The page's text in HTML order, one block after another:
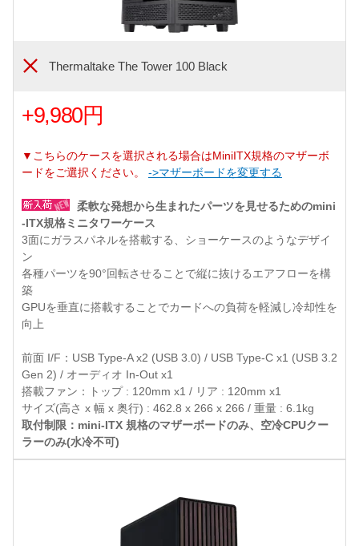
Thermaltake The Tower 100 Black
+9,980円
▼こちらのケースを選択される場合はMiniITX規格のマザーボ
ードをご選択ください。 ->マザーボードを変更する
柔軟な発想から生まれたパーツを見せるためのmini
-ITX規格ミニタワーケース
3面にガラスパネルを搭載する、ショーケースのようなデザイ
ン
各種パーツを90°回転させることで縦に抜けるエアフローを構
築
GPUを垂直に搭載することでカードへの負荷を軽減し冷却性を
向上
前面 I/F：USB Type-A x2 (USB 3.0) / USB Type-C x1 (USB 3.2
Gen 2) / オーディオ In-Out x1
搭載ファン：トップ : 120mm x1 / リア : 120mm x1
サイズ(高さ x 幅 x 奥行) : 462.8 x 266 x 266 / 重量 : 6.1kg
取付制限：mini-ITX 規格のマザーボードのみ、空冷CPUクー
ラーのみ(水冷不可)